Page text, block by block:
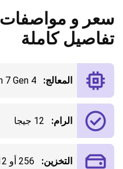
تفاصيل كاملة
المعالج: 7 Gen 4
الرام: 12 جيجا
التخزين: 256 أو 512 جيجا